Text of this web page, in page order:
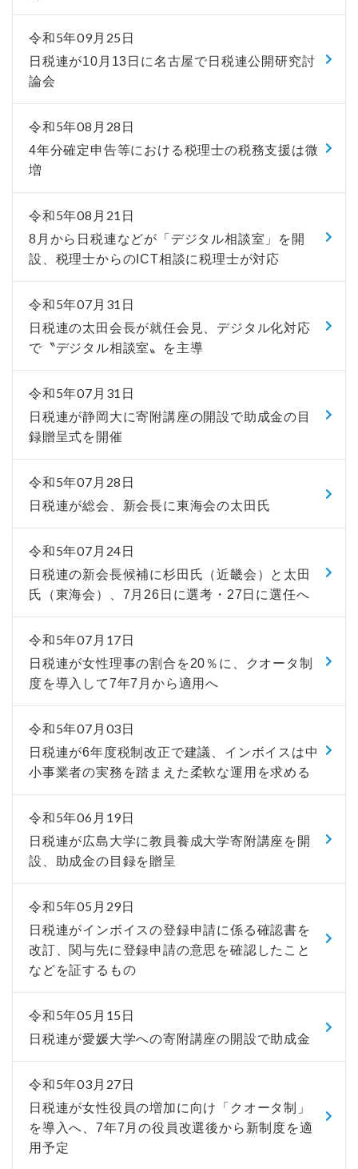
令和5年09月25日
日税連が10月13日に名古屋で日税連公開研究討
論会
令和5年08月28日
4年分確定申告等における税理士の税務支援は微
増
令和5年08月21日
8月から日税連などが「デジタル相談室」を開
設、税理士からのICT相談に税理士が対応
令和5年07月31日
日税連の太田会長が就任会見、デジタル化対応
で〝デジタル相談室〟を主導
令和5年07月31日
日税連が静岡大に寄附講座の開設で助成金の目
録贈呈式を開催
令和5年07月28日
日税連が総会、新会長に東海会の太田氏
令和5年07月24日
日税連の新会長候補に杉田氏（近畿会）と太田
氏（東海会）、7月26日に選考・27日に選任へ
令和5年07月17日
日税連が女性理事の割合を20％に、クオータ制
度を導入して7年7月から適用へ
令和5年07月03日
日税連が6年度税制改正で建議、インボイスは中
小事業者の実務を踏まえた柔軟な運用を求める
令和5年06月19日
日税連が広島大学に教員養成大学寄附講座を開
設、助成金の目録を贈呈
令和5年05月29日
日税連がインボイスの登録申請に係る確認書を
改訂、関与先に登録申請の意思を確認したこと
などを証するもの
令和5年05月15日
日税連が愛媛大学への寄附講座の開設で助成金
令和5年03月27日
日税連が女性役員の増加に向け「クオータ制」
を導入へ、7年7月の役員改選後から新制度を適
用予定